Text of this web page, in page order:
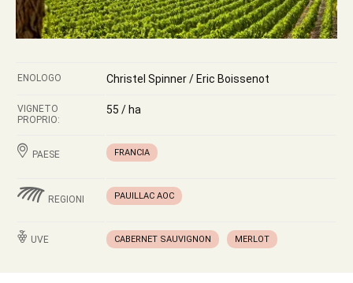
ENOLOGO Christel Spinner / Eric Boissenot
VIGNETO
PROPRIO:
55 / ha
PAESE FRANCIA
REGIONI PAUILLAC AOC
UVE CABERNET SAUVIGNON MERLOT